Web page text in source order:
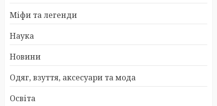
Міфи та легенди
Наука
Новини
Одяг, взуття, аксесуари та мода
Освіта